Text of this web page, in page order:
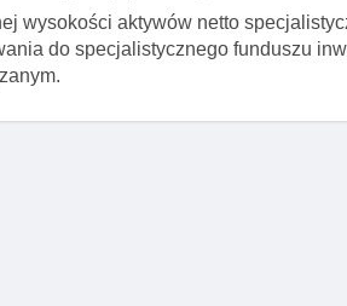
wysokości aktywów netto
do specjalistycznego funduszu